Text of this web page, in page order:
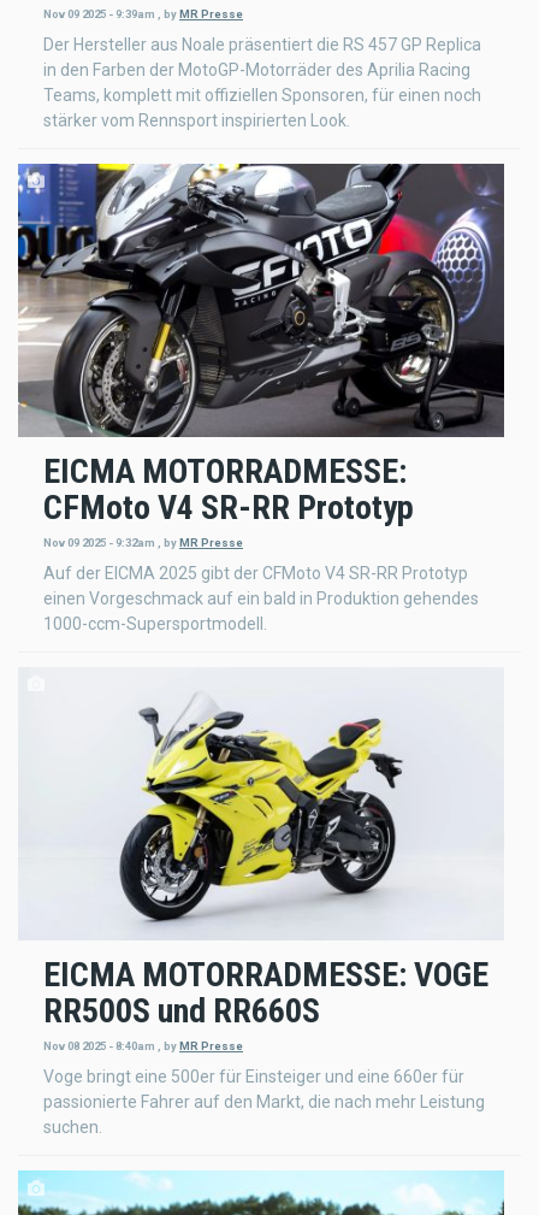
Nov 09 2025 - 9:39am byMR Presse
Der Hersteller aus Noale präsentiert die RS 457 GP Replica
in den Farben der MotoGP-Motorräder des Aprilia Racing
Teams, komplett mit offiziellen Sponsoren, für einen noch
stärker vom Rennsport inspirierten Look.
EICMA MOTORRADMESSE:
CFMoto V4 SR-RR Prototyp
Nov 09 2025 - 9:32am byMR Presse
Auf der EICMA 2025 gibt der CFMoto V4 SR-RR Prototyp
einen Vorgeschmack auf ein bald in Produktion gehendes
1000-ccm-Supersportmodell.
EICMA MOTORRADMESSE: VOGE
RR500S und RR660S
Nov 08 2025 - 8:40am byMR Presse
Voge bringt eine 500er für Einsteiger und eine 660er für
passionierte Fahrer auf den Markt, die nach mehr Leistung
suchen.